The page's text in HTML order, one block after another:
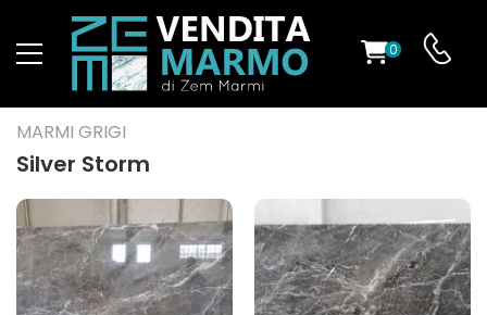
0
MARMI GRIGI
Silver Storm